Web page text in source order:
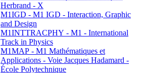
Herbrand - X
M1IGD - M1 IGD - Interaction, Graphic
and Design
M1INTTRACPHY - M1 - International
Track in Physics
M1MAP - M1 Mathématiques et
Applications - Voie Jacques Hadamard -
École Polytechnique